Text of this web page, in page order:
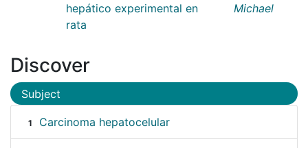
hepático experimental en
rata
Michael
Discover
Subject
1 Carcinoma hepatocelular